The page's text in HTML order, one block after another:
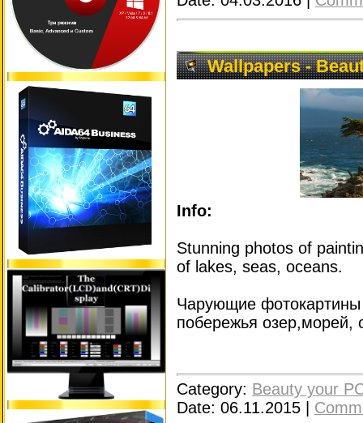
Wallpapers -
Info:
Stunning photos of
of lakes, seas, oceans.
Чарующие
побережья озер,морей,
Category: Beauty your
Date: 06.11.2015